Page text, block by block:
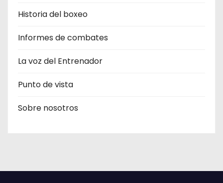
Historia del boxeo
Informes de combates
La voz del Entrenador
Punto de vista
Sobre nosotros